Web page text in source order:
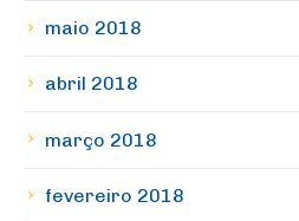
maio 2018
abril 2018
março 2018
fevereiro 2018